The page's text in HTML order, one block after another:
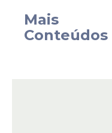
Mais
Conteúdos